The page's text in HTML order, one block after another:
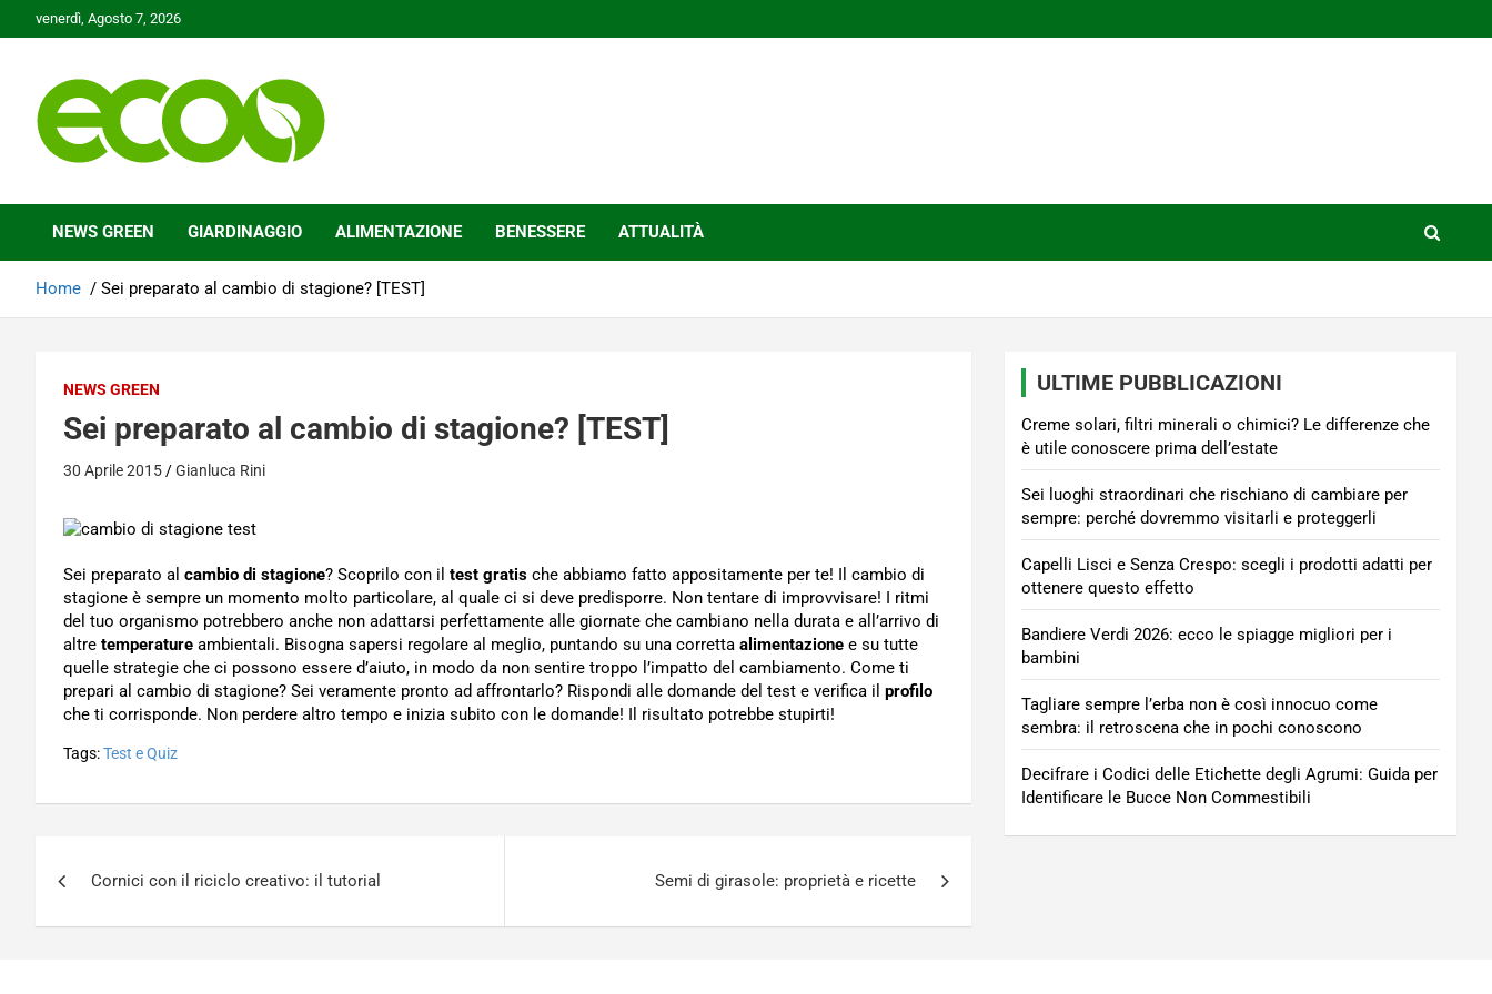
to
venerdì, Agosto 7, 2026
Ecoo.it
NEWS GREEN GIARDINAGGIO ALIMENTAZIONE BENESSERE ATTUALITÀ
Home Sei preparato al cambio di stagione? [TEST]
NEWS GREEN
Sei preparato al cambio di stagione? [TEST]
30 Aprile 2015 Gianluca Rini
Sei preparato al cambio di stagione? Scoprilo con il test gratis che abbiamo fatto appositamente per te! Il cambio di
stagione è sempre un momento molto particolare, al quale ci si deve predisporre. Non tentare di improvvisare! I ritmi
del tuo organismo potrebbero anche non adattarsi perfettamente alle giornate che cambiano nella durata e all’arrivo di
altre temperature ambientali. Bisogna sapersi regolare al meglio, puntando su una corretta alimentazione e su tutte
quelle strategie che ci possono essere d’aiuto, in modo da non sentire troppo l’impatto del cambiamento. Come ti
prepari al cambio di stagione? Sei veramente pronto ad affrontarlo? Rispondi alle domande del test e verifica il profilo
che ti corrisponde. Non perdere altro tempo e inizia subito con le domande! Il risultato potrebbe stupirti!
Tags:Test e Quiz
Cornici con il riciclo creativo: il tutorial Semi di girasole: proprietà e ricette
ULTIME PUBBLICAZIONI
Creme solari, filtri minerali o chimici? Le differenze che
è utile conoscere prima dell’estate
Sei luoghi straordinari che rischiano di cambiare per
sempre: perché dovremmo visitarli e proteggerli
Capelli Lisci e Senza Crespo: scegli i prodotti adatti per
ottenere questo effetto
Bandiere Verdi 2026: ecco le spiagge migliori per i
bambini
Tagliare sempre l’erba non è così innocuo come
sembra: il retroscena che in pochi conoscono
Decifrare i Codici delle Etichette degli Agrumi: Guida per
Identificare le Bucce Non Commestibili